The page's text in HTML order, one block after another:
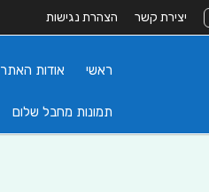
יצירת קשר הצהרת נגישות
ראשי אודות האתר
תמונות מחבל שלום